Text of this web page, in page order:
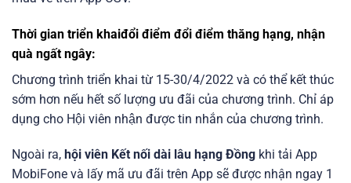
Thời gian triển khaiđổi điểm đổi điểm thăng hạng, nhận
quà ngất ngây:
Chương trình triển khai từ 15-30/4/2022 và có thể kết thúc
sớm hơn nếu hết số lượng ưu đãi của chương trình. Chỉ áp
dụng cho Hội viên nhận được tin nhắn của chương trình.
Ngoài ra, hội viên Kết nối dài lâu hạng Đồng khi tải App
MobiFone và lấy mã ưu đãi trên App sẽ được nhận ngay 1